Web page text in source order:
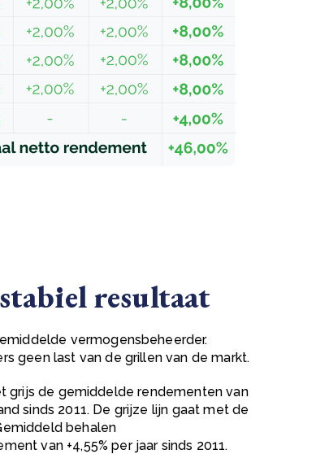
resultaat
vermogensbeheerder.
geen last van de grillen van de markt.
grijs de gemiddelde rendementen van
sinds 2011. De grijze lijn gaat met de
behalen
van +4,55% per jaar sinds 2011.